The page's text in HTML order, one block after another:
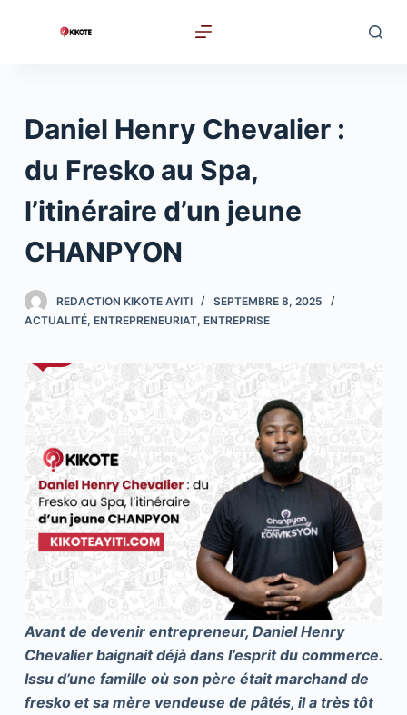
e
n
e
n
Daniel Henry Chevalier :
du Fresko au Spa,
l’itinéraire d’un jeune
CHANPYON
REDACTION KIKOTE AYITI
SEPTEMBRE 8, 2025
ACTUALITÉ, ENTREPRENEURIAT, ENTREPRISE
Avant de devenir entrepreneur, Daniel Henry
Chevalier baignait déjà dans l’esprit du commerce.
Issu d’une famille où son père était marchand de
fresko et sa mère vendeuse de pâtés, il a très tôt